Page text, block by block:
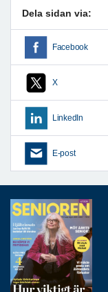
Dela sidan via:
Facebook
X
LinkedIn
E-post